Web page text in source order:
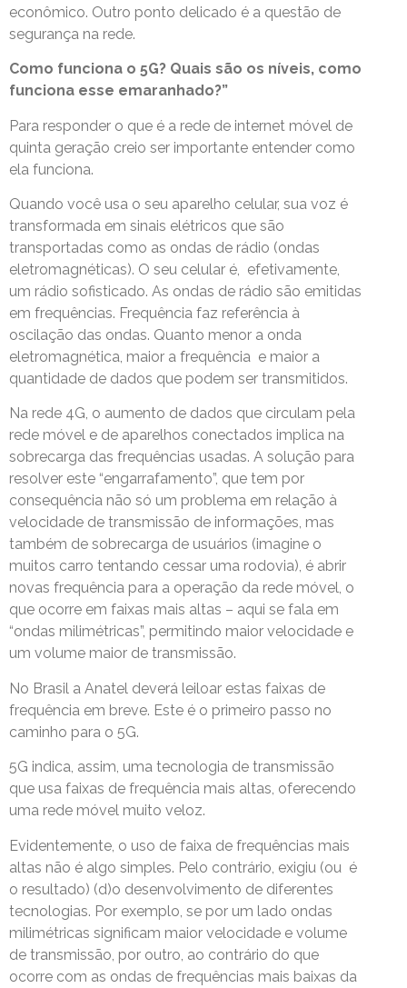
econômico. Outro ponto delicado é a questão de
segurança na rede.
Como funciona o 5G? Quais são os níveis, como
funciona esse emaranhado?”
Para responder o que é a rede de internet móvel de
quinta geração creio ser importante entender como
ela funciona.
Quando você usa o seu aparelho celular, sua voz é
transformada em sinais elétricos que são
transportadas como as ondas de rádio (ondas
eletromagnéticas). O seu celular é, efetivamente,
um rádio sofisticado. As ondas de rádio são emitidas
em frequências. Frequência faz referência à
oscilação das ondas. Quanto menor a onda
eletromagnética, maior a frequência e maior a
quantidade de dados que podem ser transmitidos.
Na rede 4G, o aumento de dados que circulam pela
rede móvel e de aparelhos conectados implica na
sobrecarga das frequências usadas. A solução para
resolver este “engarrafamento”, que tem por
consequência não só um problema em relação à
velocidade de transmissão de informações, mas
também de sobrecarga de usuários (imagine o
muitos carro tentando cessar uma rodovia), é abrir
novas frequência para a operação da rede móvel, o
que ocorre em faixas mais altas – aqui se fala em
“ondas milimétricas”, permitindo maior velocidade e
um volume maior de transmissão.
No Brasil a Anatel deverá leiloar estas faixas de
frequência em breve. Este é o primeiro passo no
caminho para o 5G.
5G indica, assim, uma tecnologia de transmissão
que usa faixas de frequência mais altas, oferecendo
uma rede móvel muito veloz.
Evidentemente, o uso de faixa de frequências mais
altas não é algo simples. Pelo contrário, exigiu (ou é
o resultado) (d)o desenvolvimento de diferentes
tecnologias. Por exemplo, se por um lado ondas
milimétricas significam maior velocidade e volume
de transmissão, por outro, ao contrário do que
ocorre com as ondas de frequências mais baixas da